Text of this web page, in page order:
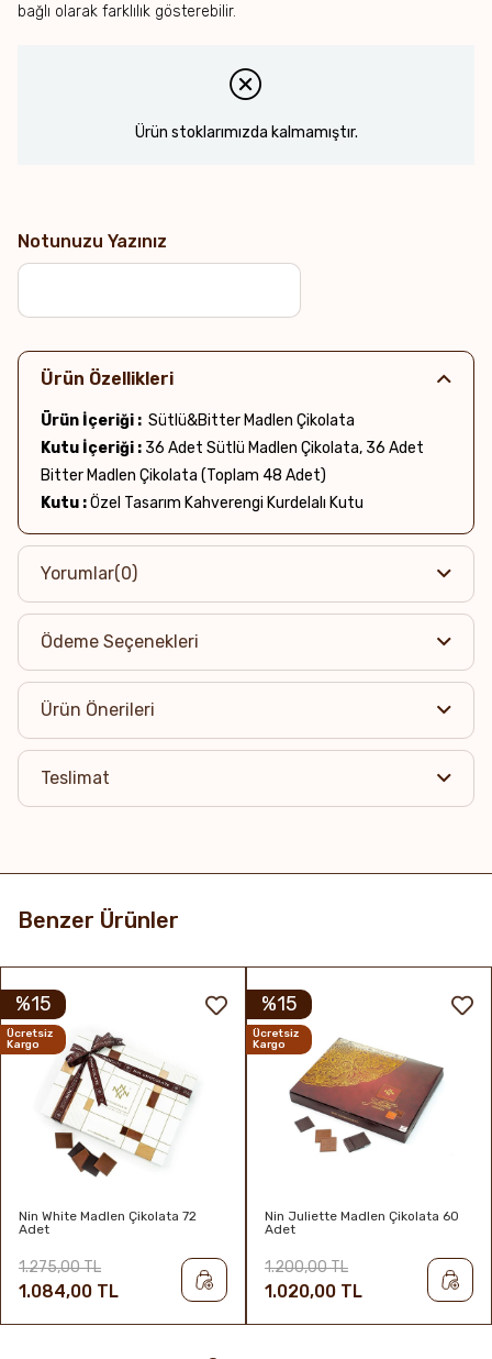
bağlı olarak farklılık gösterebilir.
Ürün stoklarımızda kalmamıştır.
Notunuzu Yazınız
Ürün Özellikleri
Ürün İçeriği : Sütlü&Bitter Madlen Çikolata
Kutu İçeriği : 36 Adet Sütlü Madlen Çikolata, 36 Adet
Bitter Madlen Çikolata (Toplam 48 Adet)
Kutu :Özel Tasarım Kahverengi Kurdelalı Kutu
Yorumlar(0)
Ödeme Seçenekleri
Ürün Önerileri
Teslimat
Benzer Ürünler
Nin White Madlen Çikolata 72
Adet
1.084,00 TL
1.275,00 TL
%15
Ücretsiz
Kargo
Nin Juliette Madlen Çikolata 60
Adet
1.020,00 TL
1.200,00 TL
%15
Ücretsiz
Kargo